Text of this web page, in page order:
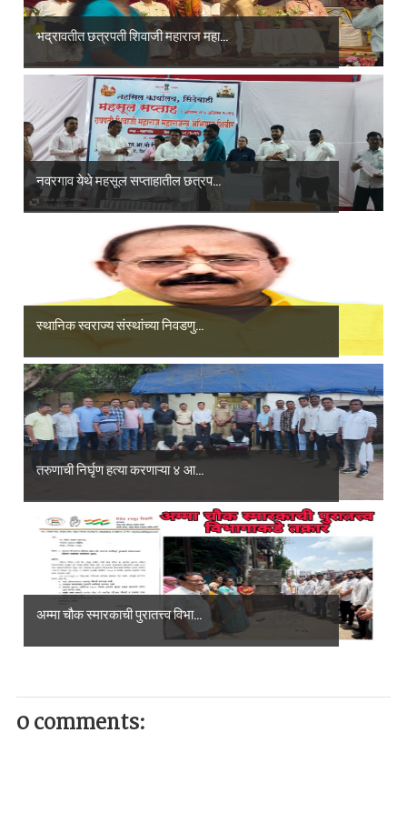
भद्रावतीत छत्रपती शिवाजी महाराज महा...
नवरगाव येथे महसूल सप्ताहातील छत्रप...
स्थानिक स्वराज्य संस्थांच्या निवडणु...
तरुणाची निर्घृण हत्या करणाऱ्या ४ आ...
अम्मा चौक स्मारकाची पुरातत्त्व विभा...
0 comments: